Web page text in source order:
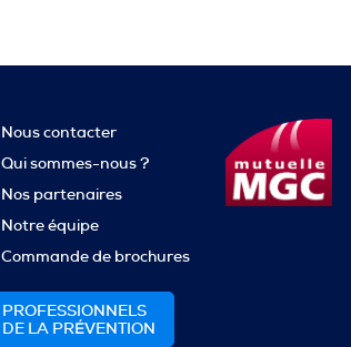
Nous contacter
Qui sommes-nous ?
Nos partenaires
Notre équipe
Commande de brochures
PROFESSIONNELS
DE LA PRÉVENTION